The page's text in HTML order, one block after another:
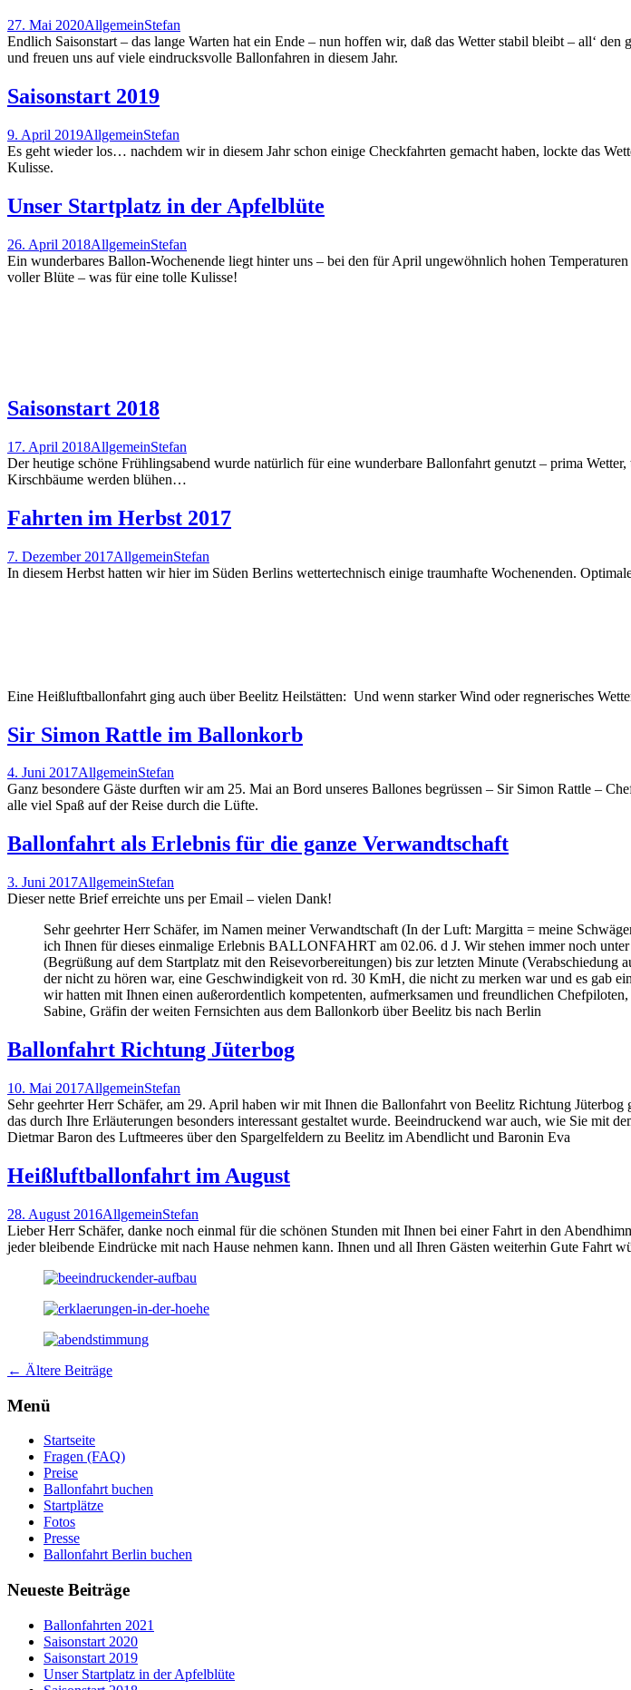
27. Mai 2020AllgemeinStefan
Endlich Saisonstart – das lange Warten hat ein Ende – nun hoffen wir, daß das Wetter stabil bleibt – all‘
und freuen uns auf viele eindrucksvolle Ballonfahren in diesem Jahr.
Saisonstart 2019
9. April 2019AllgemeinStefan
Es geht wieder los… nachdem wir in diesem Jahr schon einige Checkfahrten gemacht haben, lockte das
Kulisse.
Unser Startplatz in der Apfelblüte
26. April 2018AllgemeinStefan
Ein wunderbares Ballon-Wochenende liegt hinter uns – bei den für April ungewöhnlich hohen
voller Blüte – was für eine tolle Kulisse!
Saisonstart 2018
17. April 2018AllgemeinStefan
Der heutige schöne Frühlingsabend wurde natürlich für eine wunderbare Ballonfahrt genutzt – prima
Kirschbäume werden blühen…
Fahrten im Herbst 2017
7. Dezember 2017AllgemeinStefan
In diesem Herbst hatten wir hier im Süden Berlins wettertechnisch einige traumhafte Wochenenden.
Eine Heißluftballonfahrt ging auch über Beelitz Heilstätten: Und wenn starker Wind oder regnerisches
Sir Simon Rattle im Ballonkorb
4. Juni 2017AllgemeinStefan
Ganz besondere Gäste durften wir am 25. Mai an Bord unseres Ballones begrüssen – Sir Simon Rattle –
alle viel Spaß auf der Reise durch die Lüfte.
Ballonfahrt als Erlebnis für die ganze Verwandtschaft
3. Juni 2017AllgemeinStefan
Dieser nette Brief erreichte uns per Email – vielen Dank!
Sehr geehrter Herr Schäfer, im Namen meiner Verwandtschaft (In der Luft: Margitta = meine
ich Ihnen für dieses einmalige Erlebnis BALLONFAHRT am 02.06. d J. Wir stehen immer noch
(Begrüßung auf dem Startplatz mit den Reisevorbereitungen) bis zur letzten Minute
der nicht zu hören war, eine Geschwindigkeit von rd. 30 KmH, die nicht zu merken war und es gab
wir hatten mit Ihnen einen außerordentlich kompetenten, aufmerksamen und freundlichen
Sabine, Gräfin der weiten Fernsichten aus dem Ballonkorb über Beelitz bis nach Berlin
Ballonfahrt Richtung Jüterbog
10. Mai 2017AllgemeinStefan
Sehr geehrter Herr Schäfer, am 29. April haben wir mit Ihnen die Ballonfahrt von Beelitz Richtung
das durch Ihre Erläuterungen besonders interessant gestaltet wurde. Beeindruckend war auch, wie Sie
Dietmar Baron des Luftmeeres über den Spargelfeldern zu Beelitz im Abendlicht und Baronin Eva
Heißluftballonfahrt im August
28. August 2016AllgemeinStefan
Lieber Herr Schäfer, danke noch einmal für die schönen Stunden mit Ihnen bei einer Fahrt in den
jeder bleibende Eindrücke mit nach Hause nehmen kann. Ihnen und all Ihren Gästen weiterhin Gute Fahrt
Beitrags-
Navigation
← Ältere Beiträge
Menü
Startseite
Fragen (FAQ)
Preise
Ballonfahrt buchen
Startplätze
Fotos
Presse
Ballonfahrt Berlin buchen
Neueste Beiträge
Ballonfahrten 2021
Saisonstart 2020
Saisonstart 2019
Unser Startplatz in der Apfelblüte